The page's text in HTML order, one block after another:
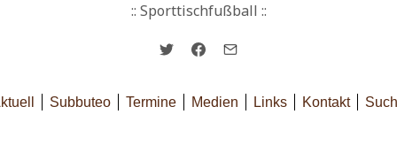
:: Sporttischfußball ::
Subbuteo Termine Medien Links Kontakt